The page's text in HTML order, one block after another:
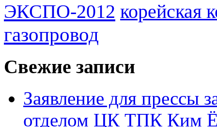
ЭКСПО-2012 корейская
газопровод
Свежие записи
Заявление для прессы
отделом ЦК ТПК Ким